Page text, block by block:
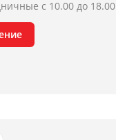
с 10.00 до 18.00